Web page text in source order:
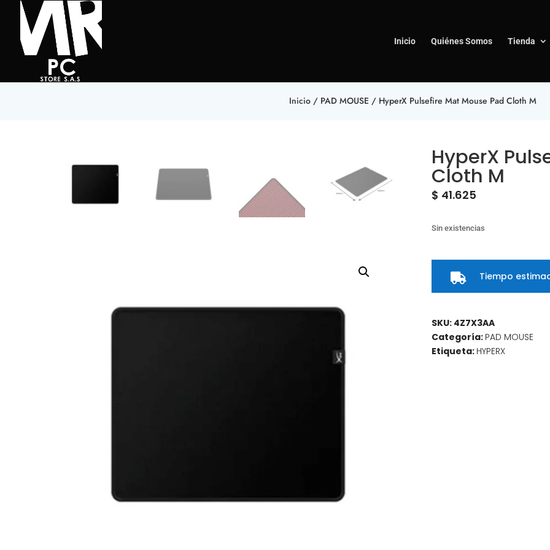
Inicio Quiénes Somos Tienda
Inicio/ PAD MOUSE / HyperX Pulsefire Mat Mouse Pad Cloth M
HyperX
Cloth M
$ 41.625
Sin existencias
 Tiempo
SKU: 4Z7X3AA
Categoría: PAD MOUSE
Etiqueta: HYPERX